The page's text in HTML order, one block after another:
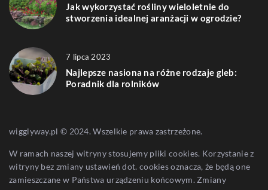
Jak wykorzystać rośliny wieloletnie do
stworzenia idealnej aranżacji w ogrodzie?
7 lipca 2023
Najlepsze nasiona na różne rodzaje gleb:
Poradnik dla rolników
wigglyway.pl © 2024. Wszelkie prawa zastrzeżone.
W ramach naszej witryny stosujemy pliki cookies. Korzystanie z
witryny bez zmiany ustawień dot. cookies oznacza, że będą one
zamieszczane w Państwa urządzeniu końcowym. Zmiany